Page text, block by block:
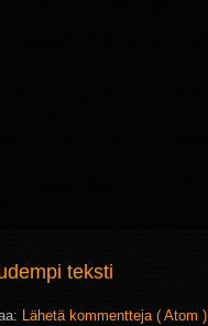
teksti
Lähetä kommentteja ( Atom )